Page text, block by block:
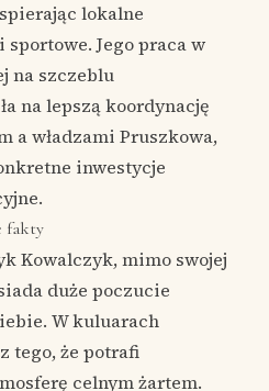
lokalne
Jego praca w
na szczeblu
na lepszą koordynację
a władzami Pruszkowa,
inwestycje
fakty
Kowalczyk, mimo swojej
duże poczucie
W kuluarach
tego, że potrafi
celnym żartem.